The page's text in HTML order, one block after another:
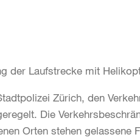
der Laufstrecke mit
Zürich, den
Die
Orten stehen gelassene